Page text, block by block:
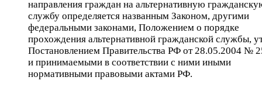
направления граждан на альтернативную
службу определяется названным Законом, другими
федеральными законами, Положением о порядке
прохождения альтернативной гражданской службы,
Постановлением Правительства РФ от 28.05.2004 №
и принимаемыми в соответствии с ними иными
нормативными правовыми актами РФ.